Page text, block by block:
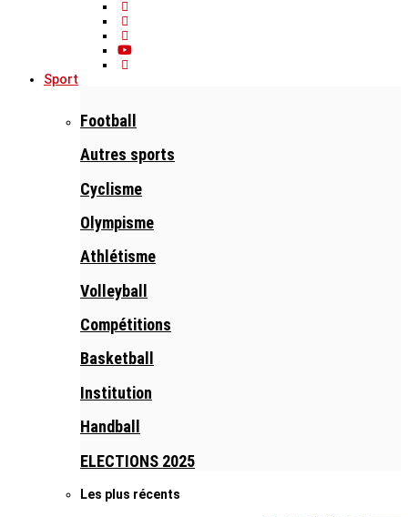
Sport
Football
Autres sports
Cyclisme
Olympisme
Athlétisme
Volleyball
Compétitions
Basketball
Institution
Handball
ELECTIONS 2025
Les plus récents